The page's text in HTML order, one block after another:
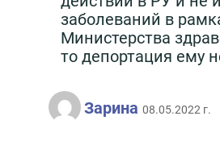
заболеваний в
Министерства
то депортация ему
Зарина 08.05.2022 г.